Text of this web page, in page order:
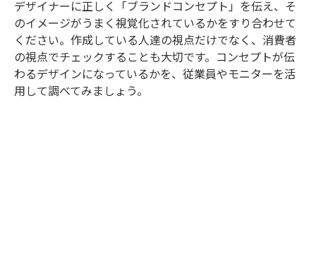
デザイナーに正しく「ブランドコンセプト」を伝え、そ
のイメージがうまく視覚化されているかをすり合わせて
ください。作成している人達の視点だけでなく、消費者
の視点でチェックすることも大切です。コンセプトが伝
わるデザインになっているかを、従業員やモニターを活
用して調べてみましょう。